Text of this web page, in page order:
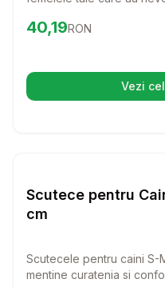
scutece vor face viata de
Preț:40.19
40,19RON
Vezi
Scutece pentru
cm
Scutecele pentru caini S-
mentine curatenia si